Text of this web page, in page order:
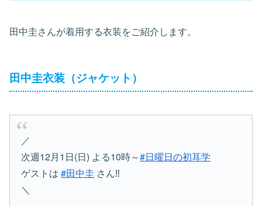
田中圭さんが着用する衣装をご紹介します。
田中圭衣装（ジャケット）
／
次週12月1日(日) よる10時～#日曜日の初耳学
ゲストは#田中圭 さん‼
＼